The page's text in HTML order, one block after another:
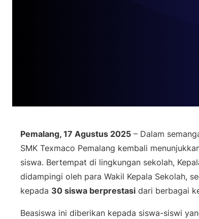
Pemalang, 17 Agustus 2025 – Dalam
SMK Texmaco Pemalang kembali
siswa. Bertempat di lingkungan sekolah,
didampingi oleh para Wakil Kepala Sekolah,
kepada 30 siswa berprestasi dari berbagai
Beasiswa ini diberikan kepada siswa-siswi